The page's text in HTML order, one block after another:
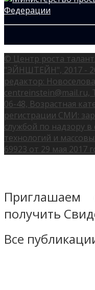
© Центр роста
"ЭЙНШТЕЙН", 2017 -
редактор:
centreinstein@mail.ru,
06-48, Возрастная
регистрации СМИ:
службой по надзору
технологий и
69923 от 29 мая 2017
Приглашаем
получить
Все